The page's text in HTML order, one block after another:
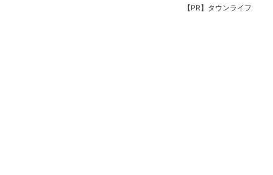
【PR】タウンライフ